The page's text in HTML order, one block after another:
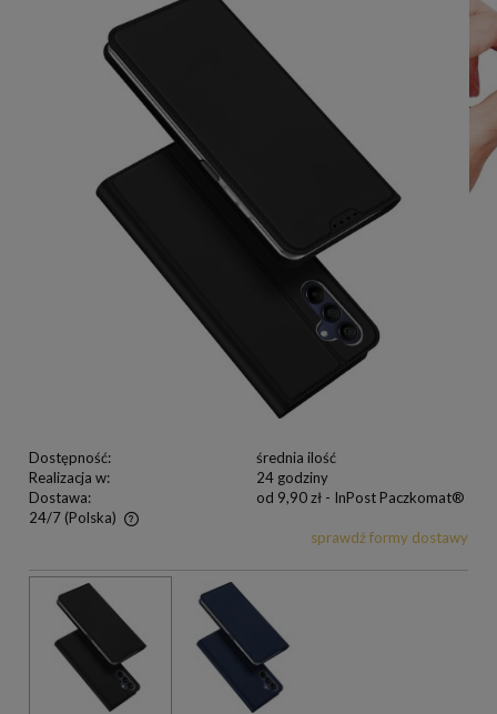
Dostępność:
średnia ilość
Realizacja w:
24 godziny
Dostawa:
od 9,90 zł - InPost Paczkomat®
24/7 (Polska)
sprawdź formy dostawy